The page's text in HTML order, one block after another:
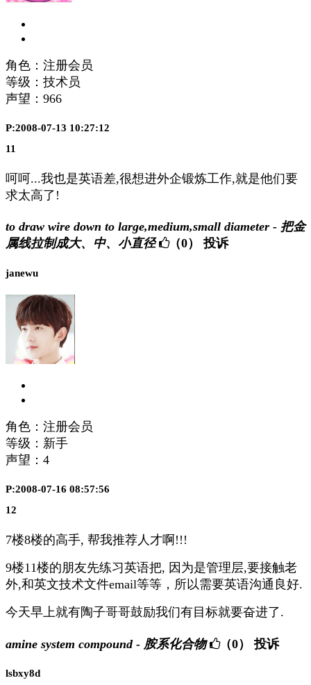
角色：注册会员
等级：技术员
声望： 966
P:2008-07-13 10:27:12
11
呵呵...我也是英语差,很想进外企锻炼工作,就是他们要
求太高了!
to draw wire down to large,medium,small diameter - 把金
属线拉制成大、中、小直径
（0） 投诉
janewu
角色：注册会员
等级：新手
声望： 4
P:2008-07-16 08:57:56
12
7楼8楼的高手, 帮我推荐人才啊!!!
9楼11楼的朋友先练习英语把, 因为是管理层,要接触老
外,和英文技术文件email等等，所以需要英语沟通良好.
今天早上就有陶子哥哥鼓励我们有目标就要奋进了.
amine system compound - 胺系化合物 （0） 投诉
lsbxy8d